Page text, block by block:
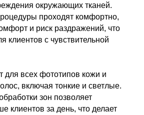
окружающих тканей.
проходят комфортно,
и риск раздражений, что
клиентов с чувствительной
для всех фототипов кожи и
включая тонкие и светлые.
зон позволяет
клиентов за день, что делает